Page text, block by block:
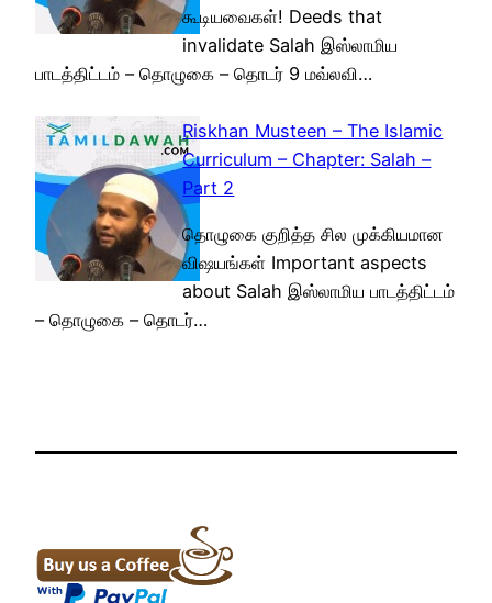
கூடியவைகள்! Deeds that
invalidate Salah இஸ்லாமிய
பாடத்திட்டம் – தொழுகை – தொடர் 9 மவ்லவி…
Riskhan Musteen – The Islamic
Curriculum – Chapter: Salah –
Part 2
தொழுகை குறித்த சில முக்கியமான
விஷயங்கள் Important aspects
about Salah இஸ்லாமிய பாடத்திட்டம்
– தொழுகை – தொடர்…